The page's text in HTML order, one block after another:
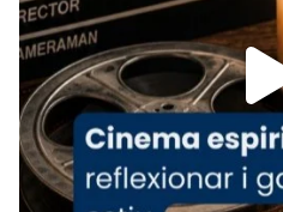
Foto
View on Facebook · Share
Arquebisbat de
2 weeks ago
«Avui les santes